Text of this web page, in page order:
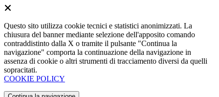
Questo sito utilizza cookie tecnici e statistici anonimizzati. La
chiusura del banner mediante selezione dell'apposito comando
contraddistinto dalla X o tramite il pulsante "Continua la
navigazione" comporta la continuazione della navigazione in
assenza di cookie o altri strumenti di tracciamento diversi da quelli
sopracitati.
COOKIE POLICY